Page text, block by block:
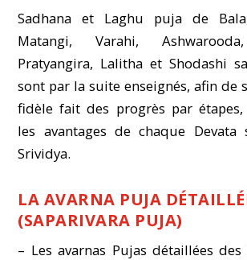
Sadhana et Laghu puja de
Matangi, Varahi,
Pratyangira, Lalitha et Shodashi
sont par la suite enseignés, afin de
fidèle fait des progrès par
les avantages de chaque Devata
Srividya.
LA AVARNA PUJA
(SAPARIVARA PUJA)
– Les avarnas Pujas détaillées